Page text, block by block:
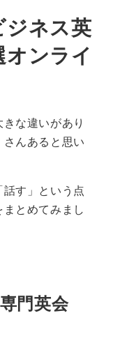
ジネス英
オンライ
な違いがあり
んあると思い
す」という点
とめてみまし
門英会